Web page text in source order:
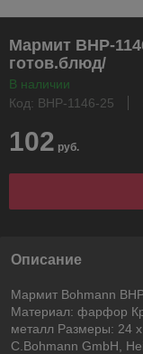
Мармит BHP-
готов.блюд/
В наличии
Код: BHP-1146-25
102 руб.
Описание
Мармит Bohmann
Материал: фарфор
металл Размеры: 24
C.Bohmann GmbH,